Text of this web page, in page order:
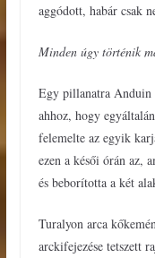
aggódott, habár csak
Minden úgy történik
Egy pillanatra Anduin
ahhoz, hogy
felemelte az egyik
ezen a késői órán az,
és beborította a két
Turalyon arca
arckifejezése tetszett